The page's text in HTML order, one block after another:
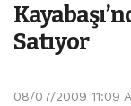
Satıyor
08/07/2009 11:09